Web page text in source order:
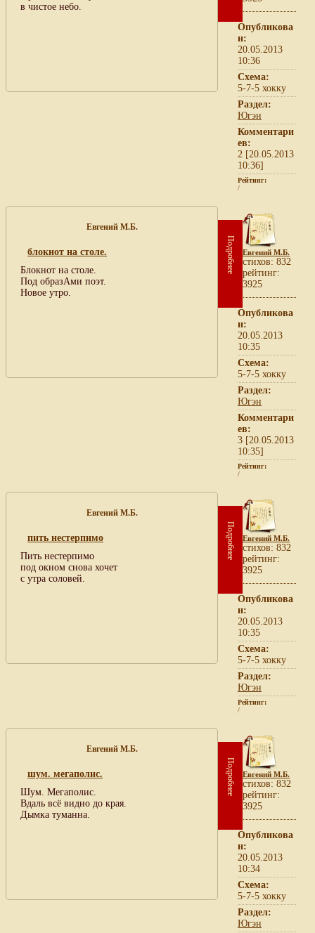
в чистое небо.
Опубликова
н:
20.05.2013
10:36
Схема:
5-7-5 хокку
Раздел:
Югэн
Комментари
ев:
2 [20.05.2013
10:36]
Рейтинг:
/
Евгений М.Б.
блокнот на столе.
Блокнот на столе.
Под образАми поэт.
Новое утро.
Подробнее Евгений М.Б.
cтихов: 832
рейтинг:
3925
Опубликова
н:
20.05.2013
10:35
Схема:
5-7-5 хокку
Раздел:
Югэн
Комментари
ев:
3 [20.05.2013
10:35]
Рейтинг:
/
Евгений М.Б.
пить нестерпимо
Пить нестерпимо
под окном снова хочет
с утра соловей.
Подробнее Евгений М.Б.
cтихов: 832
рейтинг:
3925
Опубликова
н:
20.05.2013
10:35
Схема:
5-7-5 хокку
Раздел:
Югэн
Рейтинг:
/
Евгений М.Б.
шум. мегаполис.
Шум. Мегаполис.
Вдаль всё видно до края.
Дымка туманна.
Подробнее Евгений М.Б.
cтихов: 832
рейтинг:
3925
Опубликова
н:
20.05.2013
10:34
Схема:
5-7-5 хокку
Раздел:
Югэн